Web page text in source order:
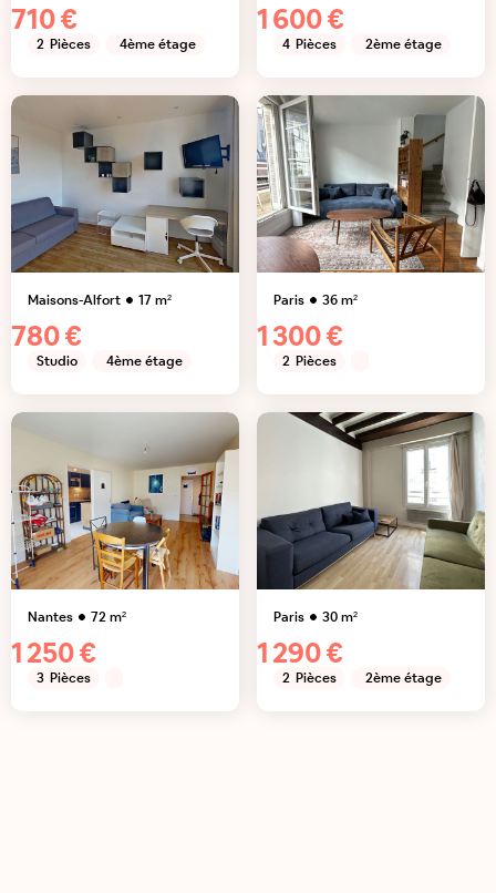
710 €
2 Pièces 4ème étage
1 600 €
4 Pièces 2ème étage
Maisons-Alfort 17m²
780 €
Studio 4ème étage
Paris 36m²
1 300 €
2 Pièces
Nantes 72m²
1 250 €
3 Pièces
Paris 30m²
1 290 €
2 Pièces 2ème étage